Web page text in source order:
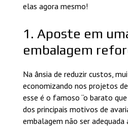
elas agora mesmo!
1. Aposte em
embalagem
Na ânsia de reduzir custos,
economizando nos projetos
esse é o famoso “o barato
dos principais motivos de
embalagem não ser adequada